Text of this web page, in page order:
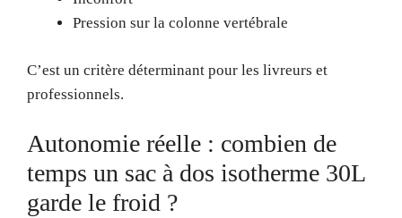
Pression sur la colonne vertébrale
C’est un critère déterminant pour les livreurs et
professionnels.
Autonomie réelle : combien de
temps un sac à dos isotherme 30L
garde le froid ?